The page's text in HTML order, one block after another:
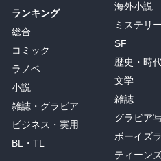
ランキング
総合
コミック
ラノベ
小説
雑誌・グラビア
ビジネス・実用
BL・TL
海外小説
ミステリー
SF
歴史・時
文学
雑誌
グラビア
ボーイズ
ティーン